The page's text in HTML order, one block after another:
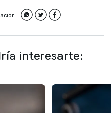
interesarte: